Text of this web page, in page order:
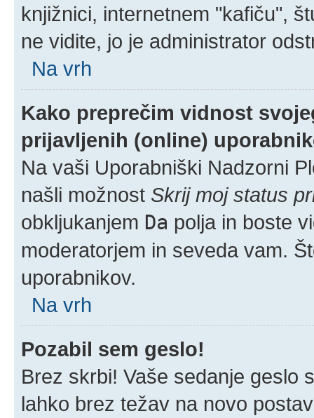
knjižnici, internetnem "kafiču",
ne vidite, jo je administrator
Na vrh
Kako preprečim vidnost
prijavljenih (online)
Na vaši Uporabniški Nadzorni
našli možnost Skrij moj status
obkljukanjem Da polja in boste
moderatorjem in seveda vam.
uporabnikov.
Na vrh
Pozabil sem geslo!
Brez skrbi! Vaše sedanje geslo
lahko brez težav na novo